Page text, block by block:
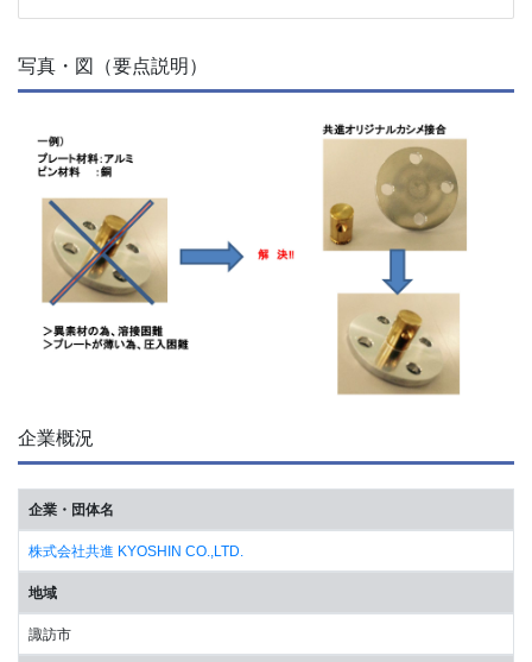
写真・図（要点説明）
企業概況
企業・団体名
株式会社共進 KYOSHIN CO.,LTD.
地域
諏訪市